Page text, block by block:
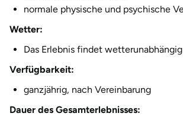
normale physische und psychische
Wetter:
Das Erlebnis findet
Verfügbarkeit:
ganzjährig, nach Vereinbarung
Dauer des Gesamterlebnisses:
Freiberg
Freiburg
Fulda
Fürstenfeldbruck